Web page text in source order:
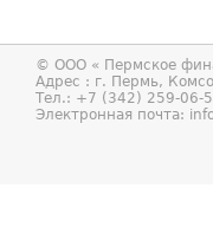
© ООО « Пермское
Адрес : г. Пермь,
Тел.: +7 (342) 259-06-
Электронная почта: